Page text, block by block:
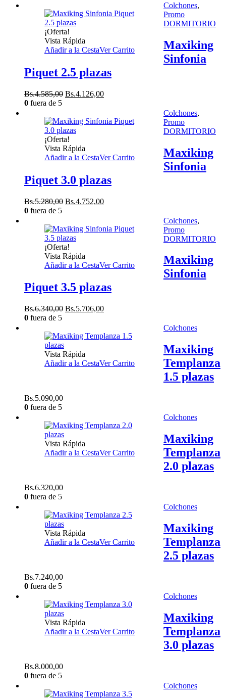
era:
Bs.3.970,00.
es:
¡Oferta!
Vista Rápida
Añadir a la CestaVer Carrito
Colchones,
Promo
DORMITORIO
Maxiking
Sinfonia
Piquet 2.5 plazas
Bs.4.585,00 El
era:
Bs.4.585,00.
Bs.4.126,00El
es:
0 fuera de 5
¡Oferta!
Vista Rápida
Añadir a la CestaVer Carrito
Colchones,
Promo
DORMITORIO
Maxiking
Sinfonia
Piquet 3.0 plazas
Bs.5.280,00 El
era:
Bs.5.280,00.
Bs.4.752,00El
es:
0 fuera de 5
¡Oferta!
Vista Rápida
Añadir a la CestaVer Carrito
Colchones,
Promo
DORMITORIO
Maxiking
Sinfonia
Piquet 3.5 plazas
Bs.6.340,00 El
era:
Bs.5.706,00El
es:
0 fuera de 5
Vista Rápida
Añadir a la CestaVer Carrito
Colchones
Maxiking
Templanza
1.5 plazas
Bs.5.090,00
0 fuera de 5
Vista Rápida
Añadir a la CestaVer Carrito
Colchones
Maxiking
Templanza
2.0 plazas
Bs.6.320,00
0 fuera de 5
Vista Rápida
Añadir a la CestaVer Carrito
Colchones
Maxiking
Templanza
2.5 plazas
Bs.7.240,00
0 fuera de 5
Vista Rápida
Añadir a la CestaVer Carrito
Colchones
Maxiking
Templanza
3.0 plazas
Bs.8.000,00
0 fuera de 5
Colchones